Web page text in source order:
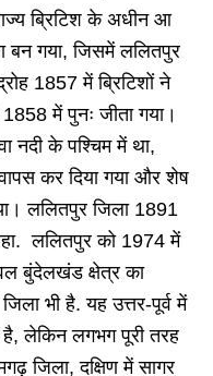
ब्रिटिश के अधीन आ
बन गया, जिसमें ललितपुर
1857 में ब्रिटिशों ने
में पुनः जीता गया।
नदी के पश्चिम में था,
कर दिया गया और शेष
ललितपुर जिला 1891
ललितपुर को 1974 में
बुंदेलखंड क्षेत्र का
भी है. यह उत्तर-पूर्व में
है, लेकिन लगभग पूरी तरह
जिला, दक्षिण में सागर